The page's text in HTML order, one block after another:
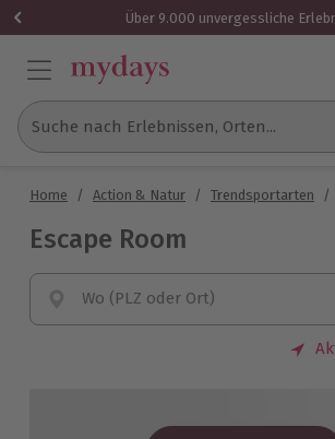
Über 9.000 unvergessliche
Suche nach Erlebnissen, Orten...
Home / Action & Natur / Trendsportarten /
Escape Room
Wo (PLZ oder Ort)